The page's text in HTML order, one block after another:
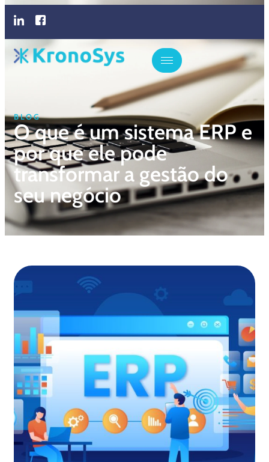
BLOG
O que é um sistema ERP e
por que ele pode
transformar a gestão do
seu negócio